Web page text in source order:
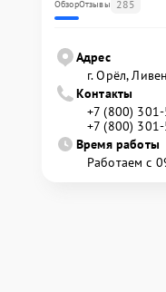
ОбзорОтзывы 285
Адрес
г. Орёл,
Контакты
+7 (800)
+7 (800)
Время работы
Работаем с